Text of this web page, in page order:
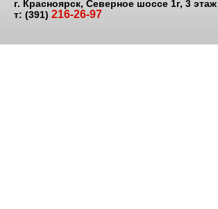
г. Красноярск, Северное шоссе 1г, 3
т: (391) 216-26-97